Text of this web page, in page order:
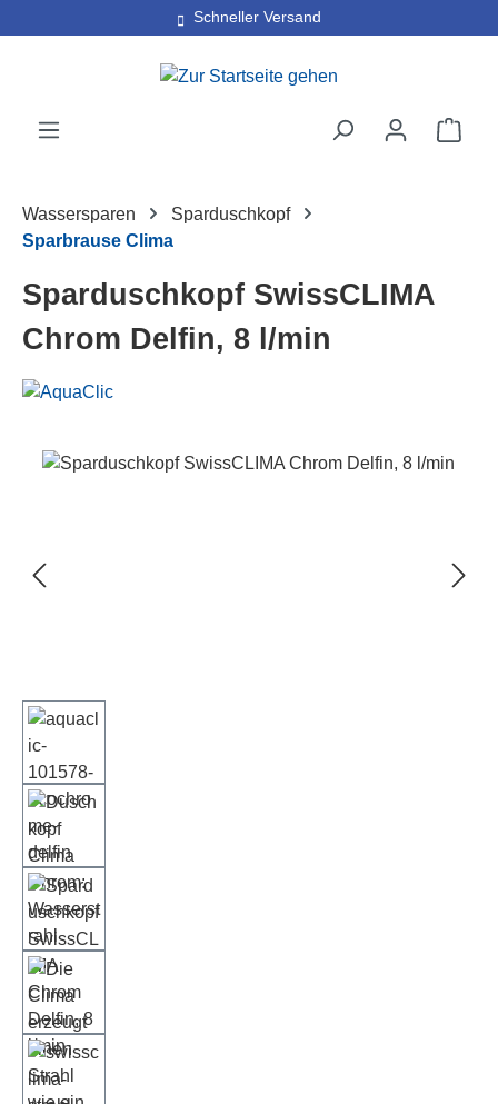
Zum Hauptinhalt springenSchneller Versand
30 Tage kostenlose Retoure
Wassersparen
Sparduschkopf
Sparbrause Clima
Sparduschkopf SwissCLIMA
Chrom Delfin, 8 l/min